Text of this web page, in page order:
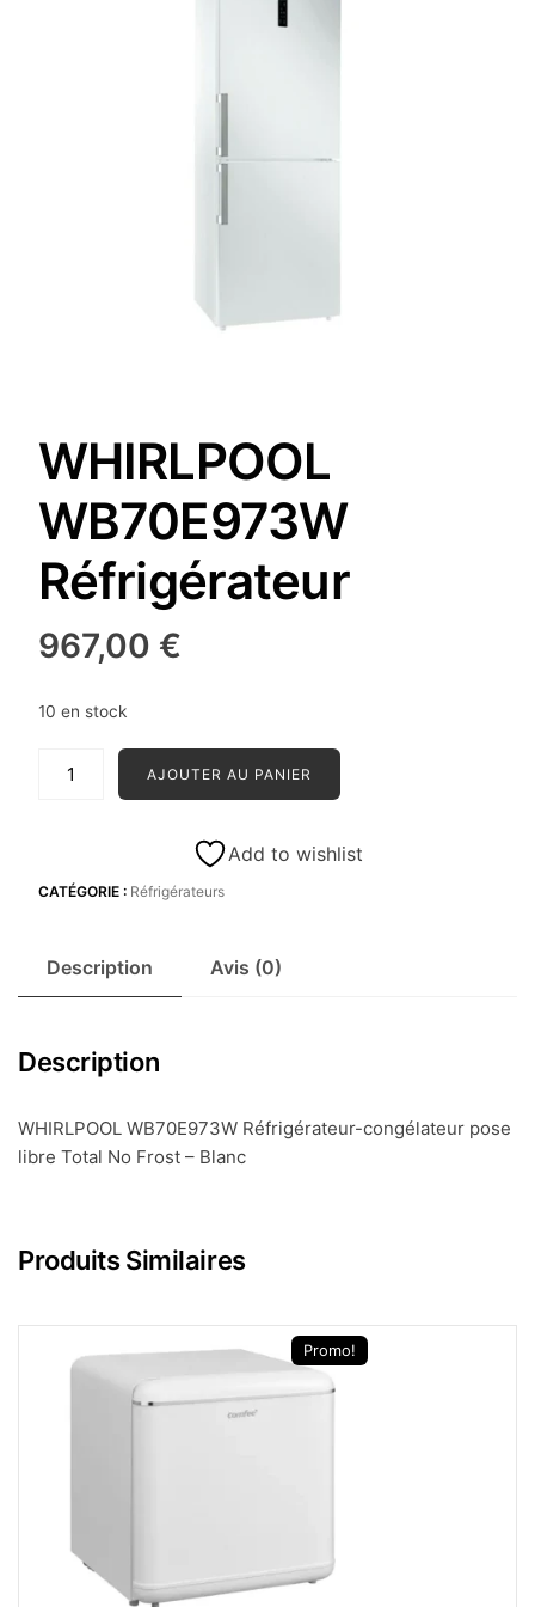
WHIRLPOOL
WB70E973W
Réfrigérateur
967,00 €
10 en stock
AJOUTER AU PANIER
Add to wishlist
CATÉGORIE : Réfrigérateurs
Description Avis (0)
Description
WHIRLPOOL WB70E973W Réfrigérateur-congélateur pose
libre Total No Frost – Blanc
Produits Similaires
Promo!